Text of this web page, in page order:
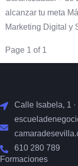
alcanzar tu meta
Marketing Digital y
Page 1 of 1
Calle Isabela, 1
610 280 789
Formaciones